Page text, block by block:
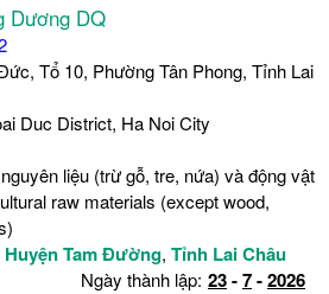
Dương DQ
Tổ 10, Phường Tân Phong, Tỉnh Lai
Duc District, Ha Noi City
liệu (trừ gỗ, tre, nứa) và động vật
raw materials (except wood,
Huyện Tam Đường, Tỉnh Lai Châu
Ngày thành lập: 23-7-2026